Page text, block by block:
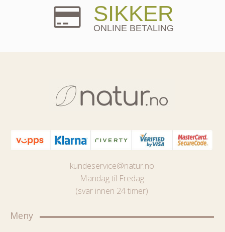
SIKKER
ONLINE BETALING
kundeservice@natur.no
Mandag til Fredag
(svar innen 24 timer)
Meny